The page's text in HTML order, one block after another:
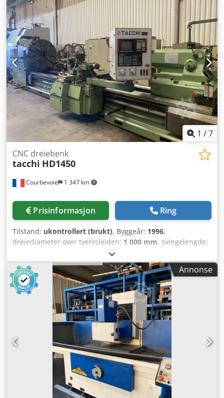
1 /7
Courbevoie 1 347 km
CNC dreiebenk
tacchi HD1450
Prisinformasjon Ring
Tilstand: ukontrollert (brukt), Byggeår: 1996,
dreiediameter over tverrsleiden: 1 000 mm, svingelengde:
1 450 mm
mm, rotasjonshastighet (maks.):560 o/min, totalvekt:
20 000 kg
, cnc num t plus kapasitet 4000X1450MM på benk
1000MM på tversgående sleide 4-bakk chuck 1200MM
støttebrille automatisk revolverhode sett med
verktøyholdere Dsdpjyzhrksfx Anzskr vekt 20000KG
Annonse